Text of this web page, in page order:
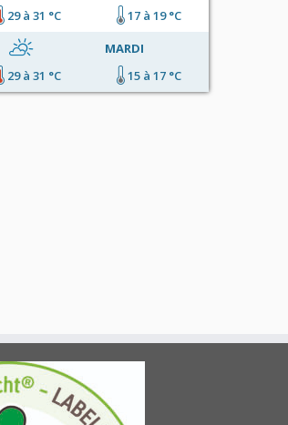
29 à 31 °C
17 à 19 °C
MARDI
29 à 31 °C
15 à 17 °C